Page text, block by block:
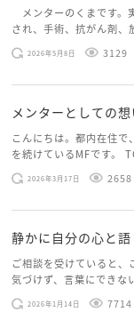
が見逃している
メンターのくまです。
され、手術、抗がん剤、
スを体験していて、しば
いませんでした。体力だ
2026年5月8日 3129
メンターとしての想
こんにちは。都内在住
を続けているMFです。
げたいという想いから、
稿してみようと思います
2026年3月17日 2658
静かに自分の心と語
ご相談を受けていると、
気づけず、言葉にできな
ースがありますお悩みと
層心理）に触れることで
2026年1月14日 7714